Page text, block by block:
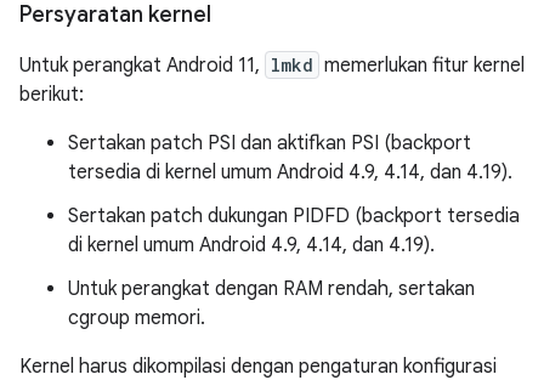
Persyaratan kernel
Untuk perangkat Android 11, lmkd memerlukan fitur kernel
berikut:
Sertakan patch PSI dan aktifkan PSI (backport
tersedia di kernel umum Android 4.9, 4.14, dan 4.19).
Sertakan patch dukungan PIDFD (backport tersedia
di kernel umum Android 4.9, 4.14, dan 4.19).
Untuk perangkat dengan RAM rendah, sertakan
cgroup memori.
Kernel harus dikompilasi dengan pengaturan konfigurasi